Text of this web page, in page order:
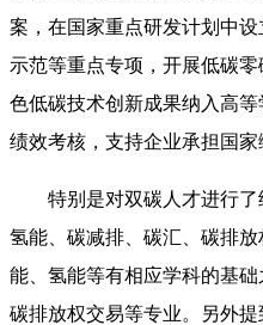
案，在国家重点研发计划中
示范等重点专项，开展低碳
色低碳技术创新成果纳入高
绩效考核，支持企业承担国家
特别是对双碳人才进行了
氢能、碳减排、碳汇、碳排
能、氢能等有相应学科的基础
碳排放权交易等专业。另外